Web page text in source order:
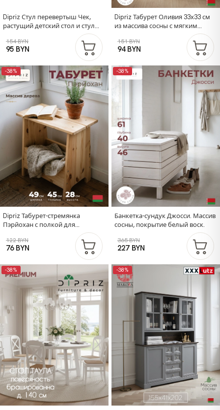
Dipriz Стул перевертыш Чек,
растущий детский стол и стул
2в1 из фанеры березы, белый
154 BYN
95 BYN
Dipriz Табурет Оливия 33х33 см
из массива сосны с мягким
151 BYN
94 BYN
-38%
Dipriz Табурет-стремянка
Пэрйохан с полкой для
хранения, 49х28х45 см, из
массива сосны, в натуральной
отделке
122 BYN
76 BYN
-38%
Банкетка-сундук Джосси. Массив
сосны, покрытие белый воск.
365 BYN
227 BYN
-38% -38%